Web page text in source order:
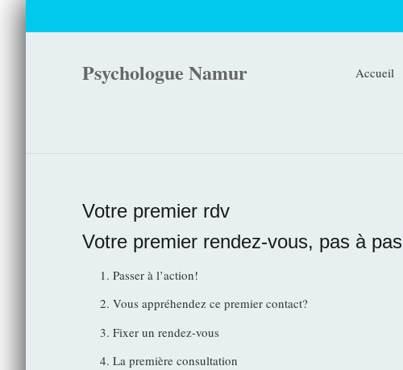
Psychologue Namur Accueil
Votre premier rdv
Votre premier rendez-vous, pas à pas
Passer à l’action!
Vous appréhendez ce premier contact?
Fixer un rendez-vous
La première consultation